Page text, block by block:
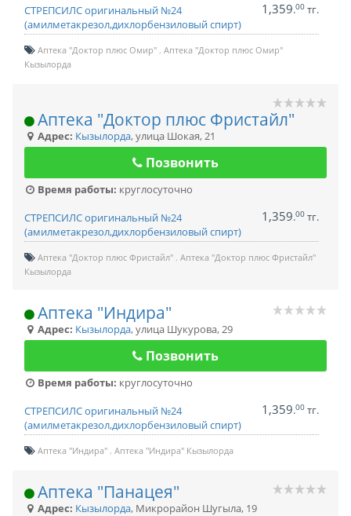
СТРЕПСИЛС оригинальный №24
(амилметакрезол,дихлорбензиловый спирт)
1,359.00 тг.
Аптека "Доктор плюс Омир" Аптека "Доктор плюс Омир"
Кызылорда
Аптека "Доктор плюс Фристайл"
Адрес: Кызылорда,улица Шокая, 21
Позвонить
Время работы: круглосуточно
СТРЕПСИЛС оригинальный №24
(амилметакрезол,дихлорбензиловый спирт)
1,359.00 тг.
Аптека "Доктор плюс Фристайл" Аптека "Доктор плюс Фристайл"
Кызылорда
Аптека "Индира"
Адрес: Кызылорда,улица Шукурова, 29
Позвонить
Время работы: круглосуточно
СТРЕПСИЛС оригинальный №24
(амилметакрезол,дихлорбензиловый спирт)
1,359.00 тг.
Аптека "Индира" Аптека "Индира" Кызылорда
Аптека "Панацея"
Адрес: Кызылорда, Микрорайон Шугыла, 19